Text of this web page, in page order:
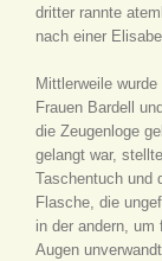
dritter rannte
nach einer
Mittlerweile
Frauen Bardell
die Zeugenloge
gelangt war,
Taschentuch und
Flasche, die
in der andern,
Augen